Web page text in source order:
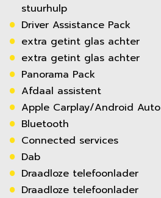
stuurhulp
Driver Assistance Pack
extra getint glas achter
extra getint glas achter
Panorama Pack
Afdaal assistent
Apple Carplay/Android Auto
Bluetooth
Connected services
Dab
Draadloze telefoonlader
Draadloze telefoonlader